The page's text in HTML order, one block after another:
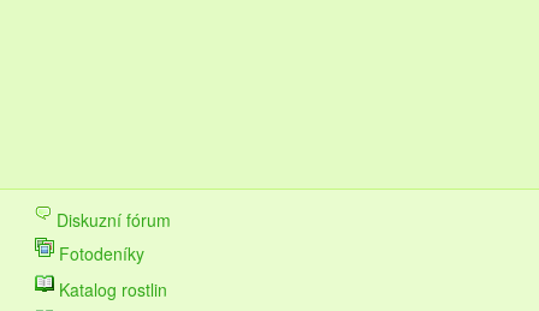
Diskuzní fórum
Fotodeníky
Katalog rostlin